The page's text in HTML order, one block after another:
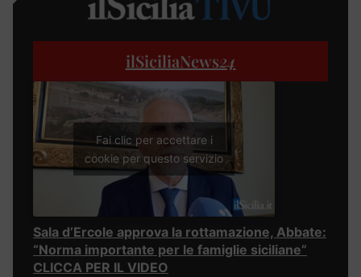
ilSiciliaNews24
Fai clic per accettare i
cookie per questo servizio
Sala d’Ercole approva la rottamazione, Abbate:
“Norma importante per le famiglie siciliane”
CLICCA PER IL VIDEO